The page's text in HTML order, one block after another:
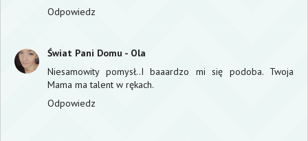
Odpowiedz
Świat Pani Domu - Ola
Niesamowity pomysł..I baaardzo mi się podoba. Twoja
Mama ma talent w rękach.
Odpowiedz